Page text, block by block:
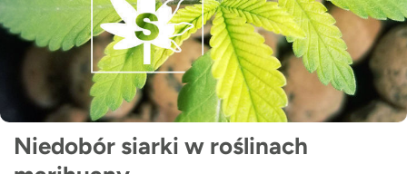
Niedobór siarki w roślinach